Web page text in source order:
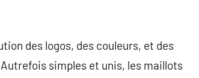
des logos, des couleurs, et des
simples et unis, les maillots